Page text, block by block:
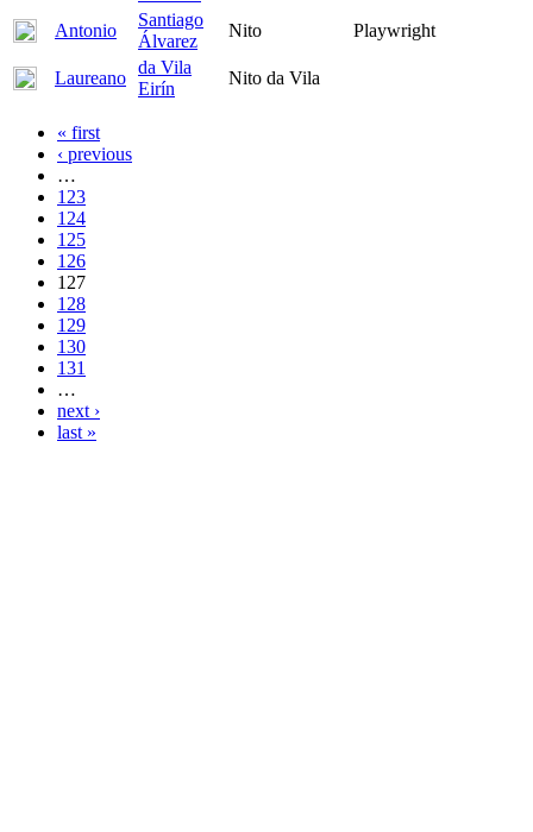
Antonio
Santiago
Álvarez
Nito Playwright
Laureano
da Vila
Eirín
Nito da Vila
« first
‹ previous
…
123
124
125
126
127
128
129
130
131
…
next ›
last »